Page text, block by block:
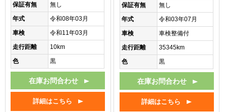
保証有無
無し
年式
令和08年03月
車検
令和11年03月
走行距離
10km
色
黒
在庫お問合わせ
詳細はこちら
保証有無
無し
年式
令和03年07月
車検
車検整備付
走行距離
35345km
色
黒
在庫お問合わせ
詳細はこちら